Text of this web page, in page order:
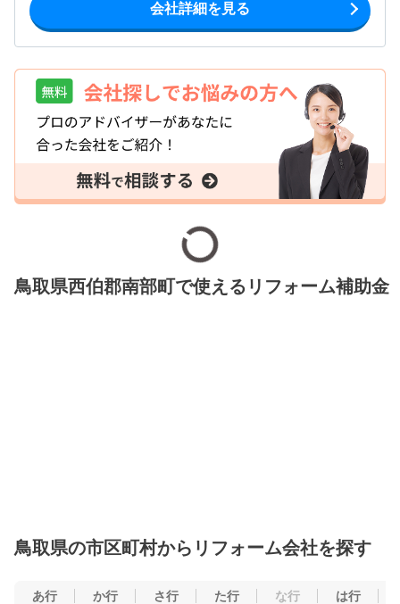
会社詳細を見る
鳥取県西伯郡南部町で使えるリフォーム補助金
鳥取県の市区町村からリフォーム会社を探す
あ行 か行 さ行 た行 な行 は行